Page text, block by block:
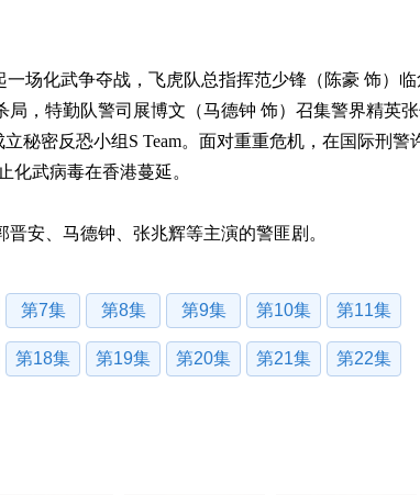
场化武争夺战，飞虎队总指挥范少锋（陈豪 饰）临
，特勤队警司展博文（马德钟 饰）召集警界精英
秘密反恐小组S Team。面对重重危机，在国际刑警
化武病毒在香港蔓延。
安、马德钟、张兆辉等主演的警匪剧。
第7集 第8集 第9集 第10集 第11集
第18集 第19集 第20集 第21集 第22集